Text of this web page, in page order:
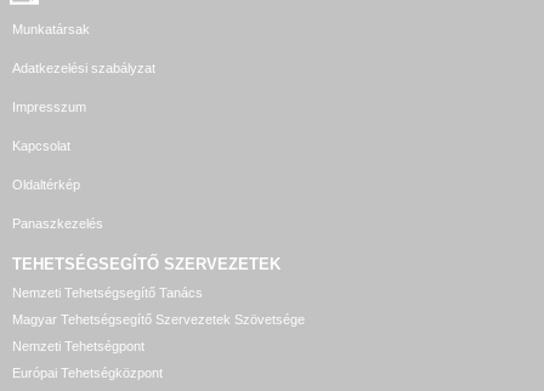
Munkatársak
Adatkezelési szabályzat
Impresszum
Kapcsolat
Oldaltérkép
Panaszkezelés
TEHETSÉGSEGÍTŐ SZERVEZETEK
Nemzeti Tehetségsegítő Tanács
Magyar Tehetségsegítő Szervezetek Szövetsége
Nemzeti Tehetségpont
Európai Tehetségközpont